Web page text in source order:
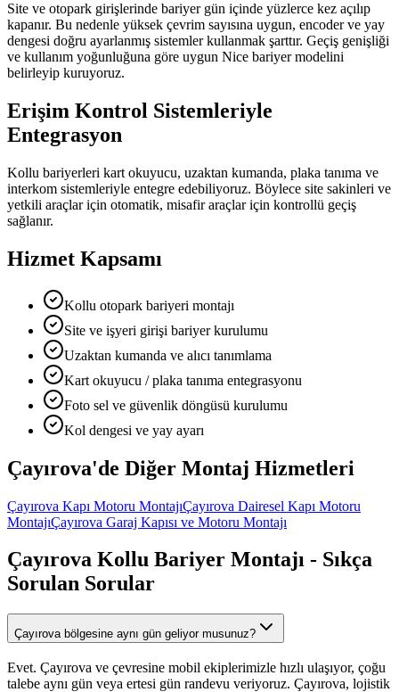
Site ve otopark girişlerinde bariyer gün içinde yüzlerce kez açılıp
kapanır. Bu nedenle yüksek çevrim sayısına uygun, encoder ve yay
dengesi doğru ayarlanmış sistemler kullanmak şarttır. Geçiş genişliği
ve kullanım yoğunluğuna göre uygun Nice bariyer modelini
belirleyip kuruyoruz.
Erişim Kontrol Sistemleriyle
Entegrasyon
Kollu bariyerleri kart okuyucu, uzaktan kumanda, plaka tanıma ve
interkom sistemleriyle entegre edebiliyoruz. Böylece site sakinleri ve
yetkili araçlar için otomatik, misafir araçlar için kontrollü geçiş
sağlanır.
Hizmet Kapsamı
Kollu otopark bariyeri montajı
Site ve işyeri girişi bariyer kurulumu
Uzaktan kumanda ve alıcı tanımlama
Kart okuyucu / plaka tanıma entegrasyonu
Foto sel ve güvenlik döngüsü kurulumu
Kol dengesi ve yay ayarı
Çayırova'de Diğer Montaj Hizmetleri
Çayırova Kapı Motoru MontajıÇayırova Dairesel Kapı Motoru
MontajıÇayırova Garaj Kapısı ve Motoru Montajı
Çayırova Kollu Bariyer Montajı - Sıkça
Sorulan Sorular
Çayırova bölgesine aynı gün geliyor musunuz?
Evet. Çayırova ve çevresine mobil ekiplerimizle hızlı ulaşıyor, çoğu
talebe aynı gün veya ertesi gün randevu veriyoruz. Çayırova, lojistik